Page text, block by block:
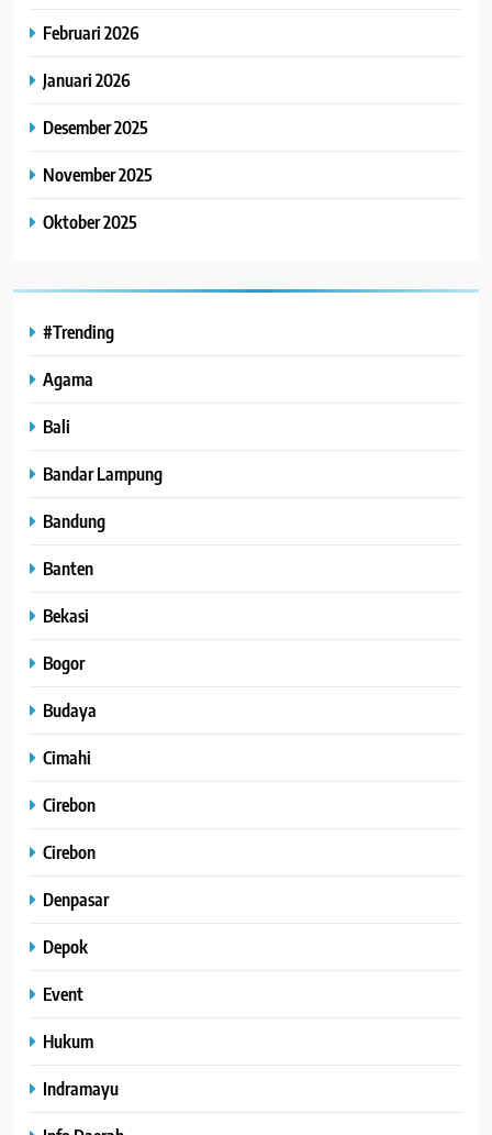
Februari 2026
Januari 2026
Desember 2025
November 2025
Oktober 2025
#Trending
Agama
Bali
Bandar Lampung
Bandung
Banten
Bekasi
Bogor
Budaya
Cimahi
Cirebon
Cirebon
Denpasar
Depok
Event
Hukum
Indramayu